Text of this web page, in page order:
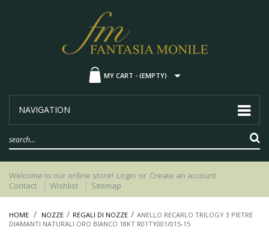
MY CART - (EMPTY)
NAVIGATION
Welcome to our online store! Login or Create an account
Contact
Wishlist Sitemap
HOME NOZZE REGALI DI NOZZE
ANELLO RECARLO TRILOGY 3 PIETRE
DIAMANTI NATURALI ORO BIANCO 18KT R01TY001/015-15